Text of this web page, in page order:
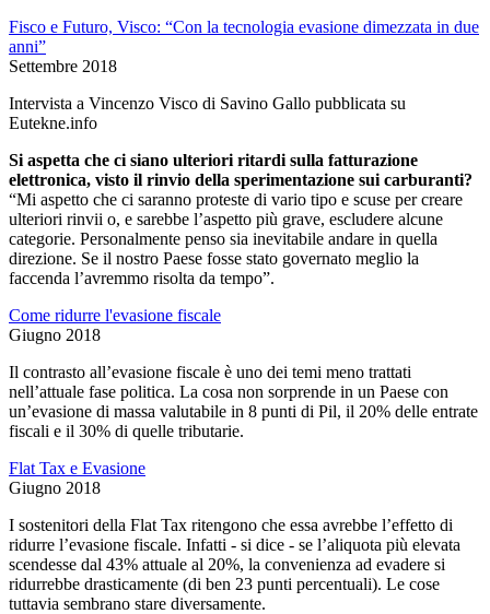
Fisco e Futuro, Visco: “Con la tecnologia evasione dimezzata in due
anni”
Settembre 2018
Intervista a Vincenzo Visco di Savino Gallo pubblicata su
Eutekne.info
Si aspetta che ci siano ulteriori ritardi sulla fatturazione
elettronica, visto il rinvio della sperimentazione sui carburanti?
“Mi aspetto che ci saranno proteste di vario tipo e scuse per creare
ulteriori rinvii o, e sarebbe l’aspetto più grave, escludere alcune
categorie. Personalmente penso sia inevitabile andare in quella
direzione. Se il nostro Paese fosse stato governato meglio la
faccenda l’avremmo risolta da tempo”.
Come ridurre l'evasione fiscale
Giugno 2018
Il contrasto all’evasione fiscale è uno dei temi meno trattati
nell’attuale fase politica. La cosa non sorprende in un Paese con
un’evasione di massa valutabile in 8 punti di Pil, il 20% delle entrate
fiscali e il 30% di quelle tributarie.
Flat Tax e Evasione
Giugno 2018
I sostenitori della Flat Tax ritengono che essa avrebbe l’effetto di
ridurre l’evasione fiscale. Infatti - si dice - se l’aliquota più elevata
scendesse dal 43% attuale al 20%, la convenienza ad evadere si
ridurrebbe drasticamente (di ben 23 punti percentuali). Le cose
tuttavia sembrano stare diversamente.